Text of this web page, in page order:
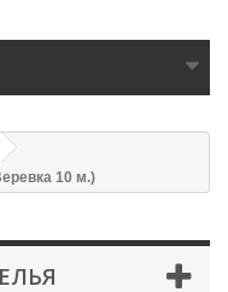
10 м.)